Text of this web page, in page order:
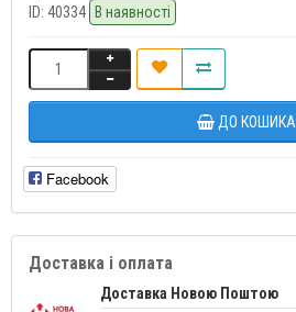
ID: 40334 В наявності
ДО КОШИКА
Facebook
Доставка і оплата
Доставка Новою Поштою